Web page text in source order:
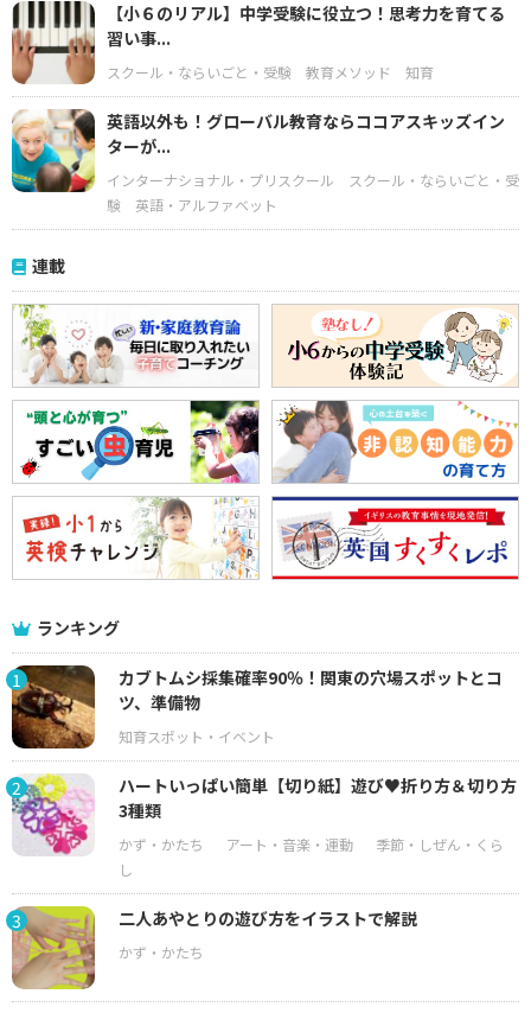
【小６のリアル】中学受験に役立つ！思考力を育てる
習い事...
スクール・ならいごと・受験 教育メソッド 知育
英語以外も！グローバル教育ならココアスキッズイン
ターが...
インターナショナル・プリスクール
スクール・ならいごと・受
験
英語・アルファベット
連載
ランキング
1
カブトムシ採集確率90％！関東の穴場スポットとコ
ツ、準備物
2
ハートいっぱい簡単【切り紙】遊び♥折り方＆切り方
3種類
3 二人あやとりの遊び方をイラストで解説